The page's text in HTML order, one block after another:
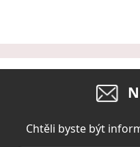
Chtěli byste být